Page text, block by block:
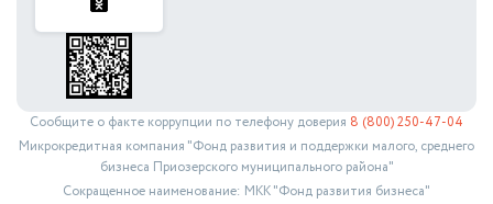
Сообщите о факте коррупции по телефону доверия 8 (800) 250-47-04
Микрокредитная компания "Фонд развития и поддержки малого, среднего
бизнеса Приозерского муниципального района"
Сокращенное наименование: МКК "Фонд развития бизнеса"